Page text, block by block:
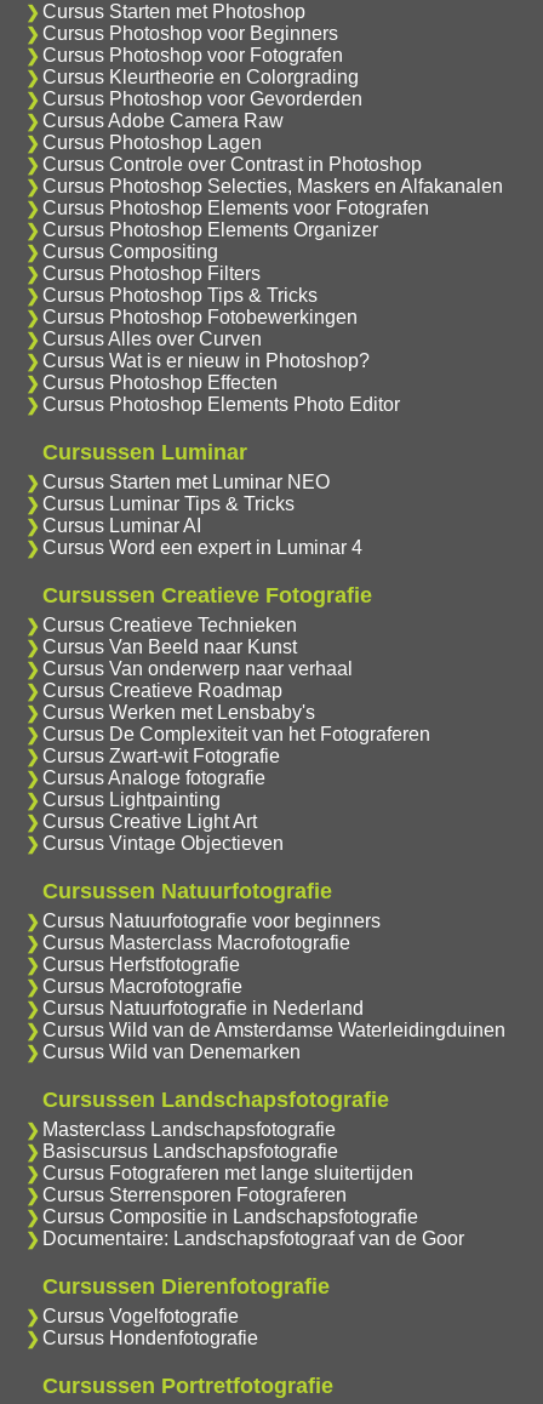
Cursus Starten met Photoshop
Cursus Photoshop voor Beginners
Cursus Photoshop voor Fotografen
Cursus Kleurtheorie en Colorgrading
Cursus Photoshop voor Gevorderden
Cursus Adobe Camera Raw
Cursus Photoshop Lagen
Cursus Controle over Contrast in Photoshop
Cursus Photoshop Selecties, Maskers en Alfakanalen
Cursus Photoshop Elements voor Fotografen
Cursus Photoshop Elements Organizer
Cursus Compositing
Cursus Photoshop Filters
Cursus Photoshop Tips & Tricks
Cursus Photoshop Fotobewerkingen
Cursus Alles over Curven
Cursus Wat is er nieuw in Photoshop?
Cursus Photoshop Effecten
Cursus Photoshop Elements Photo Editor
Cursussen Luminar
Cursus Starten met Luminar NEO
Cursus Luminar Tips & Tricks
Cursus Luminar AI
Cursus Word een expert in Luminar 4
Cursussen Creatieve Fotografie
Cursus Creatieve Technieken
Cursus Van Beeld naar Kunst
Cursus Van onderwerp naar verhaal
Cursus Creatieve Roadmap
Cursus Werken met Lensbaby's
Cursus De Complexiteit van het Fotograferen
Cursus Zwart-wit Fotografie
Cursus Analoge fotografie
Cursus Lightpainting
Cursus Creative Light Art
Cursus Vintage Objectieven
Cursussen Natuurfotografie
Cursus Natuurfotografie voor beginners
Cursus Masterclass Macrofotografie
Cursus Herfstfotografie
Cursus Macrofotografie
Cursus Natuurfotografie in Nederland
Cursus Wild van de Amsterdamse Waterleidingduinen
Cursus Wild van Denemarken
Cursussen Landschapsfotografie
Masterclass Landschapsfotografie
Basiscursus Landschapsfotografie
Cursus Fotograferen met lange sluitertijden
Cursus Sterrensporen Fotograferen
Cursus Compositie in Landschapsfotografie
Documentaire: Landschapsfotograaf van de Goor
Cursussen Dierenfotografie
Cursus Vogelfotografie
Cursus Hondenfotografie
Cursussen Portretfotografie